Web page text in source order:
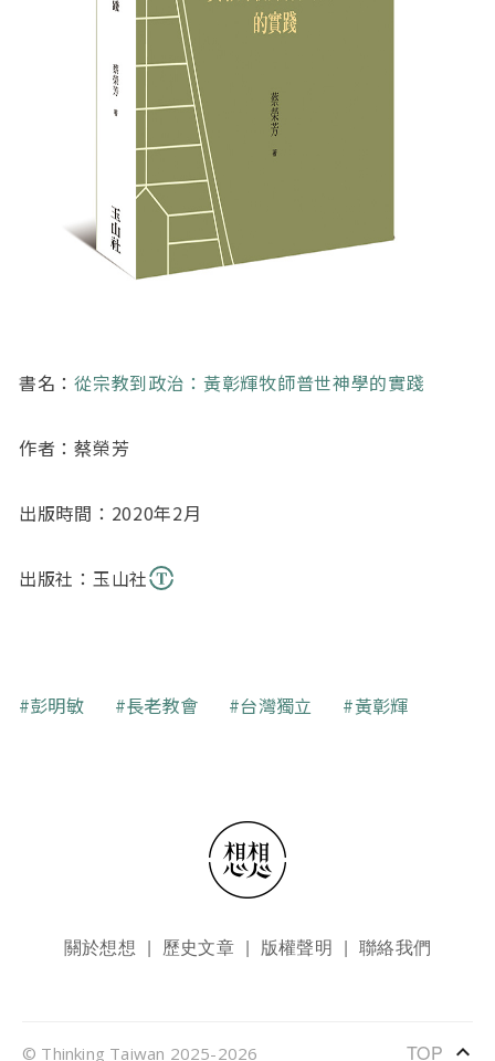
書名：從宗教到政治：黃彰輝牧師普世神學的實踐
作者：蔡榮芳
出版時間：2020年2月
出版社：玉山社
關鍵字
彭明敏 長老教會 台灣獨立 黃彰輝
頁尾選單關於想想 歷史文章 版權聲明 聯絡我們
© Thinking Taiwan 2025-2026 TOP keyboard_arrow_up